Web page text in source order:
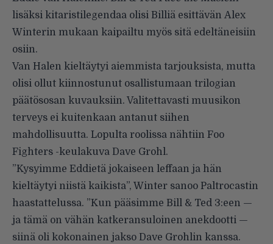
lisäksi kitaristilegendaa olisi Billiä esittävän Alex
Winterin mukaan kaipailtu myös sitä edeltäneisiin
osiin.
Van Halen kieltäytyi aiemmista tarjouksista, mutta
olisi ollut kiinnostunut osallistumaan trilogian
päätösosan kuvauksiin. Valitettavasti muusikon
terveys ei kuitenkaan antanut siihen
mahdollisuutta. Lopulta roolissa nähtiin Foo
Fighters -keulakuva Dave Grohl.
”Kysyimme Eddietä jokaiseen leffaan ja hän
kieltäytyi niistä kaikista”, Winter sanoo Paltrocastin
haastattelussa. ”Kun pääsimme Bill & Ted 3:een —
ja tämä on vähän katkeransuloinen anekdootti —
siinä oli kokonainen jakso Dave Grohlin kanssa.